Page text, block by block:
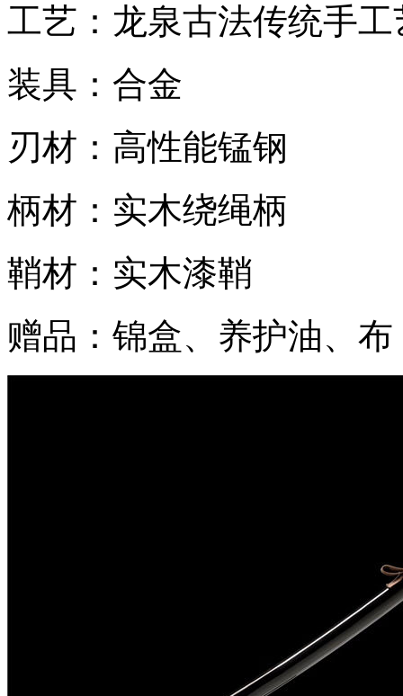
工艺：龙泉古法传统手工
装具：合金
刃材：高性能锰钢
柄材：实木绕绳柄
鞘材：实木漆鞘
赠品：锦盒、养护油、布